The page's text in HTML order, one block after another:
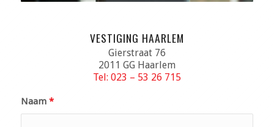
VESTIGING HAARLEM
Gierstraat 76
2011 GG Haarlem
Tel: 023 – 53 26 715
Naam *